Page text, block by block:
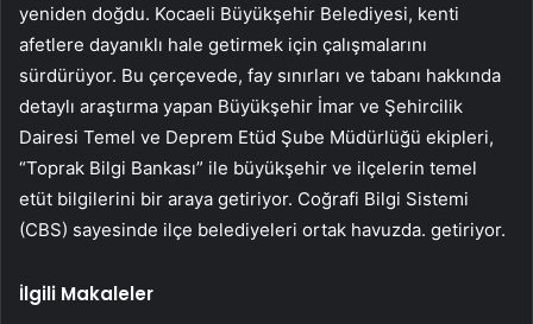
yeniden doğdu. Kocaeli Büyükşehir Belediyesi, kenti
afetlere dayanıklı hale getirmek için çalışmalarını
sürdürüyor. Bu çerçevede, fay sınırları ve tabanı hakkında
detaylı araştırma yapan Büyükşehir İmar ve Şehircilik
Dairesi Temel ve Deprem Etüd Şube Müdürlüğü ekipleri,
“Toprak Bilgi Bankası” ile büyükşehir ve ilçelerin temel
etüt bilgilerini bir araya getiriyor. Coğrafi Bilgi Sistemi
(CBS) sayesinde ilçe belediyeleri ortak havuzda. getiriyor.
İlgili Makaleler